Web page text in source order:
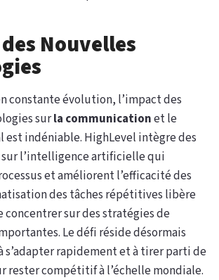
Nouvelles
constante évolution, l’impact des
surla communicationet le
indéniable. HighLevel intègre des
sur l’intelligence artificielle qui
et améliorent l’efficacité des
des tâches répétitives libère
concentrer sur des stratégies de
Le défi réside désormais
s’adapter rapidement et à tirer parti de
rester compétitif à l’échelle mondiale.